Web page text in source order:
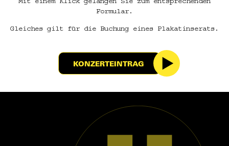
Mit einem Klick gelangen Sie zum entsprechenden
Formular.
Gleiches gilt für die Buchung eines Plakatinserats.
KONZERTEINTRAG